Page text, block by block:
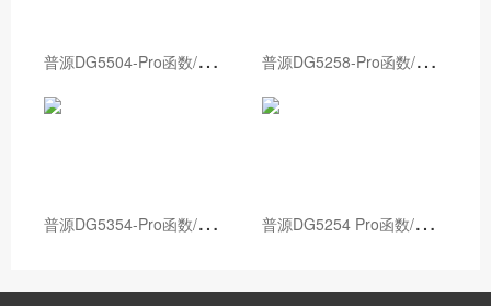
普
源DG5504-Pro函数/任意波形发生器 普
源DG5258-Pro函数/任意波形发生器
普
源DG5354-Pro函数/任意波形发生器 普
源DG5254 Pro函数/任意波形发生器